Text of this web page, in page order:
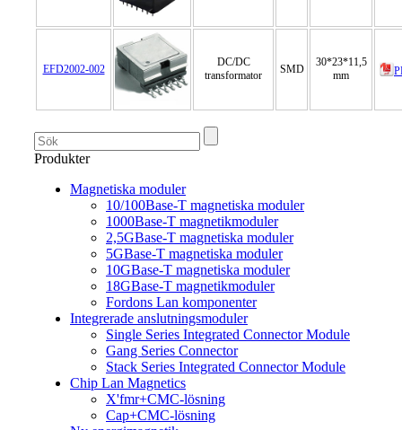
EFD2002-002
DC/DC
transformator
SMD
30*23*11,5
mm
Produkter
Magnetiska moduler
10/100Base-T magnetiska moduler
1000Base-T magnetikmoduler
2,5GBase-T magnetiska moduler
5GBase-T magnetiska moduler
10GBase-T magnetiska moduler
18GBase-T magnetikmoduler
Fordons Lan komponenter
Integrerade anslutningsmoduler
Single Series Integrated Connector Module
Gang Series Connector
Stack Series Integrated Connector Module
Chip Lan Magnetics
X'fmr+CMC-lösning
Cap+CMC-lösning